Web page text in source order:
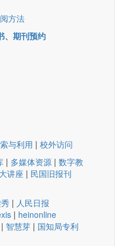
方法
、期刊预约
与利用 | 校外访问
| 多媒体资源 | 数字教
讲座 | 民国旧报刊
| 人民日报
| heinonline
| 智慧芽 | 国知局专利